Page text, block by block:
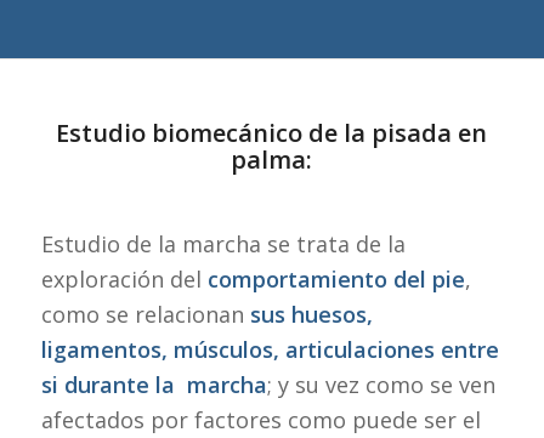
Estudio biomecánico de la pisada en
palma:
Estudio de la marcha se trata de la
exploración del comportamiento del pie,
como se relacionan sus huesos,
ligamentos, músculos, articulaciones entre
si durante la marcha; y su vez como se ven
afectados por factores como puede ser el